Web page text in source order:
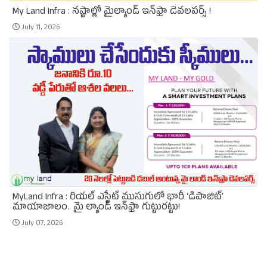
My Land Infra : నష్టాల్లో మైల్యాండ్ ఇన్‌ఫ్రా డెవలపర్స్ !
July 11, 2026
MyLand Infra : రియల్ ఎస్టేట్ ముసుగులో భారీ ‘డిపాజిట్’
మాయాజాలం.. మై ల్యాండ్ ఇన్‌ఫ్రా గుట్టురట్టు!
July 07, 2026